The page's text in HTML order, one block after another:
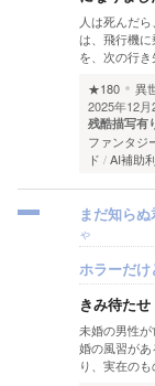
人は死んだ
は、飛行機
を、次の行
★180
異
2025年12
残酷描写有
ファンタジ
ド
AI補助
まだ知ら
ゃ
ホラーだけ
きみ待た
未婚の男性
婚の風習が
り、実在のも